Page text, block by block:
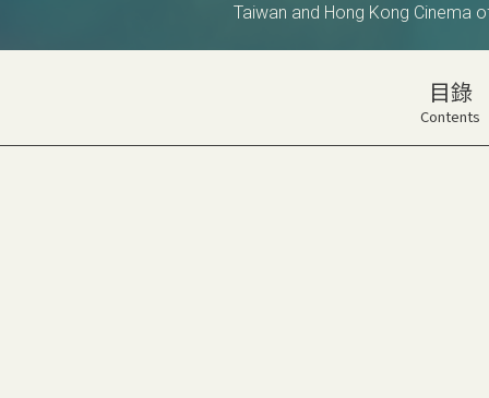
Taiwan and Hong Kong Cinema
目錄
Contents